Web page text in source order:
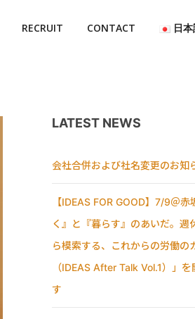
RECRUIT CONTACT 日
LATEST NEWS
会社合併および社名変更のお知
【IDEAS FOR GOOD】7/9＠赤
く』と『暮らす』のあいだ。週
ら模索する、これからの労働の
（IDEAS After Talk Vol.1）」を
す